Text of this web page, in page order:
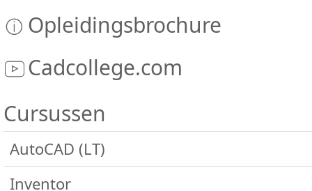
Opleidingsbrochure
Cadcollege.com
Cursussen
AutoCAD (LT)
Algemeen
Inventor